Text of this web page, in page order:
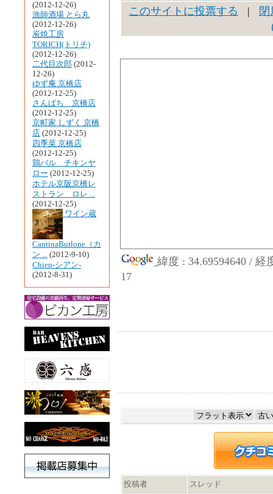
(2012-12-26)
漁師酒場 とら丸
(2012-12-26)
炭焼工房
TORICH(トリチ)
(2012-12-26)
二代目次郎 (2012-
12-26)
ゆず庵 京橋店
(2012-12-25)
さんぱち 京橋店
(2012-12-25)
京町家 しずく 京橋
店 (2012-12-25)
四季菜 京橋店
(2012-12-25)
鶏バル チキンヤ
ロー (2012-12-25)
ホテル京阪京橋レ
ストラン ロレ ...
(2012-12-25)
ワイン蔵
CantinaBurlone（カ
ン ... (2012-9-10)
Chien-シアン-
(2012-8-31)
このサイトに投票する |
緯度 : 34.69594640 / 経
17
投稿者 スレッド